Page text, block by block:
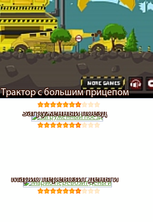
Трактор с большим прицепом
Загруженный поезд
Марио перевозит деньги